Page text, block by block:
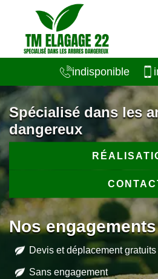
indisponible
Spécialisé dans les
dangereux
Nos engagements
Devis et déplacement gratuits
Sans engagement